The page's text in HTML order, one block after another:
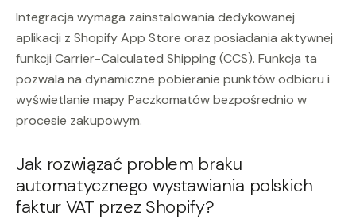
Integracja wymaga zainstalowania dedykowanej
aplikacji z Shopify App Store oraz posiadania aktywnej
funkcji Carrier-Calculated Shipping (CCS). Funkcja ta
pozwala na dynamiczne pobieranie punktów odbioru i
wyświetlanie mapy Paczkomatów bezpośrednio w
procesie zakupowym.
Jak rozwiązać problem braku
automatycznego wystawiania polskich
faktur VAT przez Shopify?